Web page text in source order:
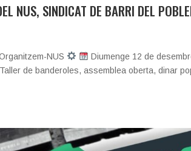
NUS, SINDICAT DE BARRI DEL
NUS Diumenge 12 de
Taller de banderoles, assemblea oberta, dinar